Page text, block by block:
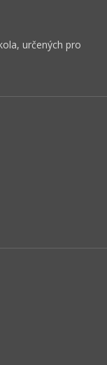
určených pro